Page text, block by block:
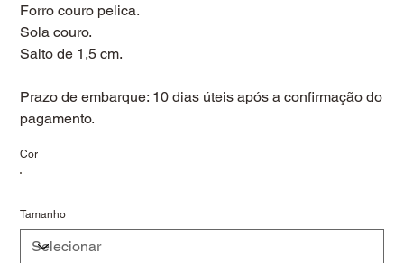
Forro couro pelica.
Sola couro.
Salto de 1,5 cm.
Prazo de embarque: 10 dias úteis após a confirmação do
pagamento.
Cor
Tamanho